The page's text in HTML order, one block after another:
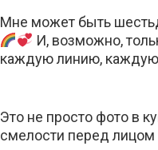
Мне может быть
И, возможно,
каждую линию, каждую
Это не просто фото в
смелости перед лицом